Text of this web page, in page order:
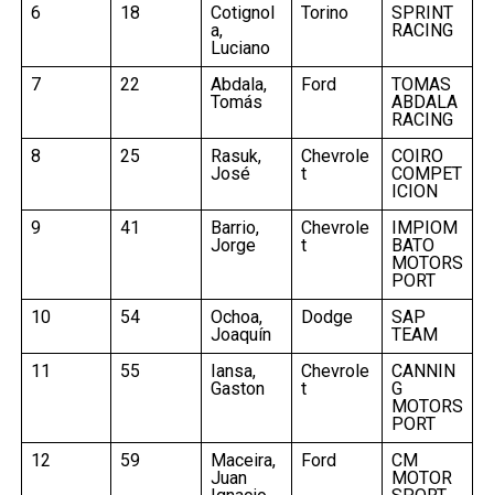
6
18
Cotignol
a,
Luciano
Torino
SPRINT
RACING
7 22
Abdala,
Tomás
Ford
TOMAS
ABDALA
RACING
8
25
Rasuk,
José
Chevrole
t
COIRO
COMPET
ICION
9
41
Barrio,
Jorge
Chevrole
t
IMPIOM
BATO
MOTORS
PORT
10
54
Ochoa,
Joaquín
Dodge
SAP
TEAM
11
55
Iansa,
Gaston
Chevrole
t
CANNIN
G
MOTORS
PORT
12
59
Maceira,
Juan
Ford
CM
MOTOR